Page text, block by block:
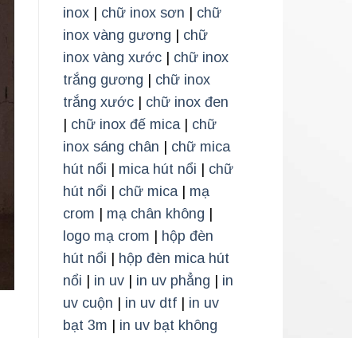
inox| chữ inox sơn
chữ
inox vàng gương
chữ
inox vàng xước| chữ inox
trắng gương
chữ inox
trắng xước| chữ inox đen
chữ inox đế mica| chữ
inox sáng chân
chữ mica
hút nổi
mica hút nổi
chữ
hút nổi
chữ mica| mạ
crom
mạ chân không
logo mạ crom
hộp đèn
hút nổi
hộp đèn mica hút
nổi
in uv| in uv phẳng
in
uv cuộn
in uv dtf| in uv
bạt 3m
in uv bạt không